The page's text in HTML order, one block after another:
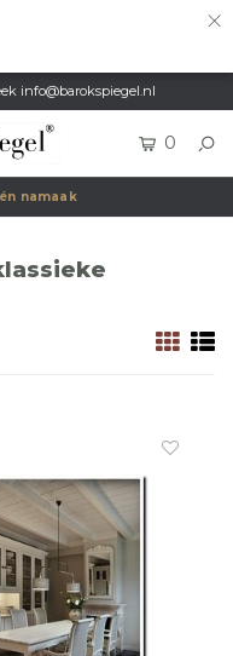
×
info@barokspiegel.nl
0
namaak